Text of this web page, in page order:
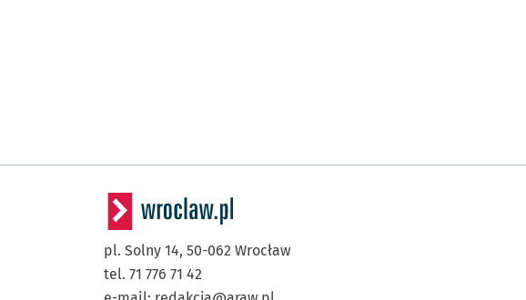
pl. Solny 14, 50-062 Wrocław
tel. 71 776 71 42